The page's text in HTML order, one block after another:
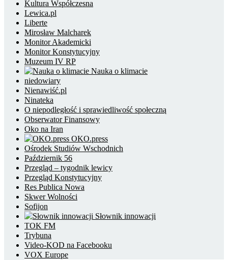
Kultura Współczesna
Lewica.pl
Liberte
Mirosław Malcharek
Monitor Akademicki
Monitor Konstytucyjny
Muzeum IV RP
Nauka o klimacie
niedowiary
Nienawiść.pl
Ninateka
O niepodległość i sprawiedliwość społeczną
Obserwator Finansowy
Oko na Iran
OKO.press
Ośrodek Studiów Wschodnich
Październik 56
Przegląd – tygodnik lewicy
Przegląd Konstytucyjny
Res Publica Nowa
Skwer Wolności
Sofijon
Słownik innowacji
TOK FM
Trybuna
Video-KOD na Facebooku
VOX Europe